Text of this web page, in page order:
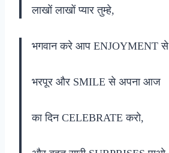
लाखों लाखों प्यार तुम्हे,
भगवान करे आप ENJOYMENT से
भरपूर और SMILE से अपना आज
का दिन CELEBRATE करो,